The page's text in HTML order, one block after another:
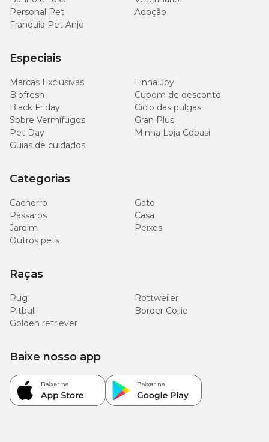
tratamento da doença.
remédios caseiros para dermatite em gatos.
É uma opção superperigosa e deve ser evitada a
todo custo, pois não possuem as propriedades
necessárias para amenizar os sintomas do gatinho.
Quando você pensar em criar uma solução caseira
existem medicações realmente adequadas e
fabricadas especialmente com a finalidade de ajudar
o seu pet!
Consulte os remédios disponíveis e, com o auxílio de
um veterinário, encontre a melhor alternativa para o
Onde comprar remédio para alergia de pele
Aqui na Cobasi, você encontra os melhores
Trabalhamos com as melhores marcas e fabricantes,
com o intuito de ajudar você no tratamento do seu
animal de estimação, amenizando os sintomas
causados por essa doença e levando mais conforto
Personal Pet
Adoção
Franquia Pet Anjo
Especiais
Marcas Exclusivas
Linha Joy
Biofresh
Cupom de desconto
Black Friday
Ciclo das pulgas
Sobre Vermífugos
Gran Plus
Pet Day
Minha Loja Cobasi
Guias de cuidados
Categorias
Cachorro
Gato
Pássaros
Casa
Jardim
Peixes
Outros pets
Raças
Pug
Rottweiler
Pitbull
Border Collie
Golden retriever
Baixe nosso app